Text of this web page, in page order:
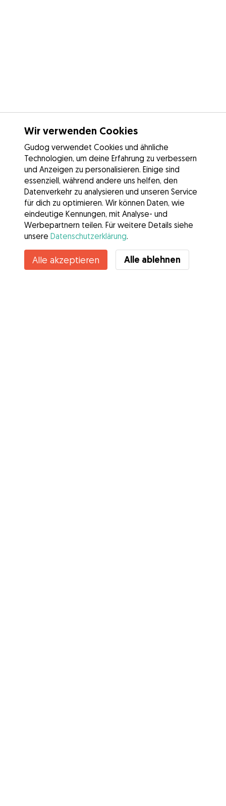
Wir verwenden Cookies
Gudog verwendet Cookies und ähnliche
Technologien, um deine Erfahrung zu verbessern
und Anzeigen zu personalisieren. Einige sind
essenziell, während andere uns helfen, den
Datenverkehr zu analysieren und unseren Service
für dich zu optimieren. Wir können Daten, wie
eindeutige Kennungen, mit Analyse- und
Werbepartnern teilen. Für weitere Details siehe
unsere Datenschutzerklärung.
Alle akzeptieren Alle ablehnen